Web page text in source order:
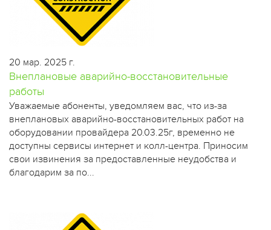
20 мар. 2025 г.
Внеплановые аварийно-восстановительные
работы
Уважаемые абоненты, уведомляем вас, что из-за
внеплановых аварийно-восстановительных работ на
оборудовании провайдера 20.03.25г, временно не
доступны сервисы интернет и колл-центра. Приносим
свои извинения за предоставленные неудобства и
благодарим за по...